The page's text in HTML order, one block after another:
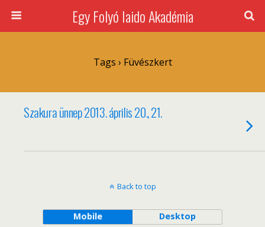
Egy Folyó Iaido Akadémia
Tags › Füvészkert
Szakura ünnep 2013. április 20., 21.
Back to top
Mobile Desktop